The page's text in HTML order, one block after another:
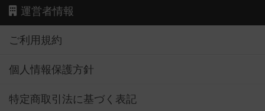
運営者情報
ご利用規約
個人情報保護方針
特定商取引法に基づく表記